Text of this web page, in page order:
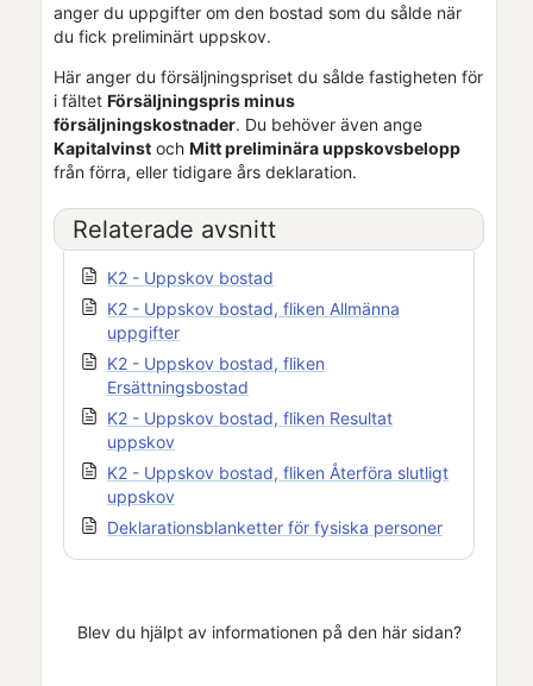
anger du uppgifter om den bostad som du sålde när
du fick preliminärt uppskov.
Här anger du försäljningspriset du sålde fastigheten för
i fältet Försäljningspris minus
försäljningskostnader. Du behöver även ange
Kapitalvinst och Mitt preliminära uppskovsbelopp
från förra, eller tidigare års deklaration.
Relaterade avsnitt
K2 - Uppskov bostad
K2 - Uppskov bostad, fliken Allmänna
uppgifter
K2 - Uppskov bostad, fliken
Ersättningsbostad
K2 - Uppskov bostad, fliken Resultat
uppskov
K2 - Uppskov bostad, fliken Återföra slutligt
uppskov
Deklarationsblanketter för fysiska personer
Blev du hjälpt av informationen på den här sidan?